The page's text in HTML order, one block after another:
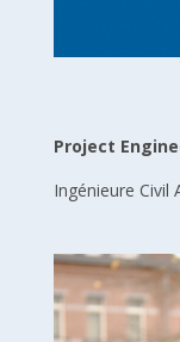
Project
Ingénieure Civil